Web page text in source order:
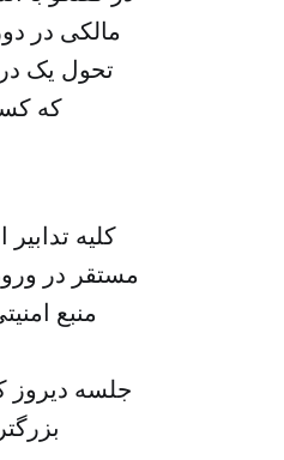
مالکی در
تحول یک
که
کلیه
مستقر در
منبع
جلسه دیروز